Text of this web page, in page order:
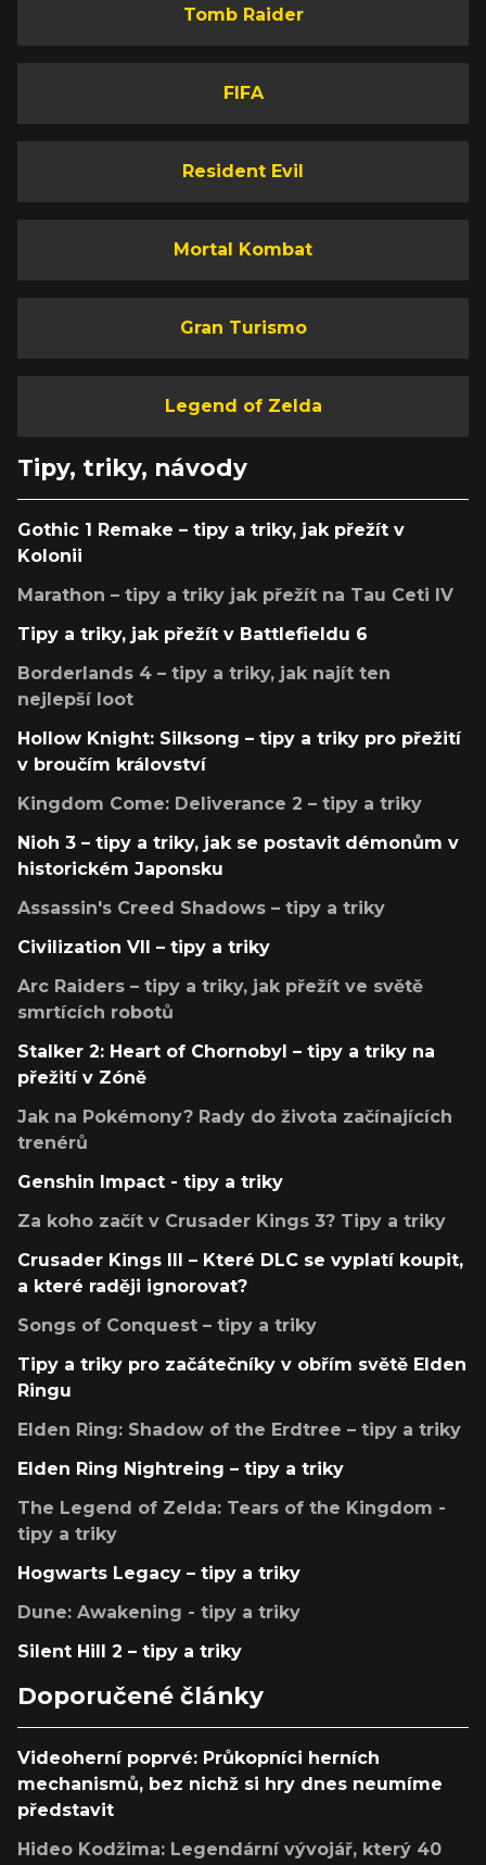
Tomb Raider
FIFA
Resident Evil
Mortal Kombat
Gran Turismo
Legend of Zelda
Tipy, triky, návody
Gothic 1 Remake – tipy a triky, jak přežít v
Kolonii
Marathon – tipy a triky jak přežít na Tau Ceti IV
Tipy a triky, jak přežít v Battlefieldu 6
Borderlands 4 – tipy a triky, jak najít ten
nejlepší loot
Hollow Knight: Silksong – tipy a triky pro přežití
v broučím království
Kingdom Come: Deliverance 2 – tipy a triky
Nioh 3 – tipy a triky, jak se postavit démonům v
historickém Japonsku
Assassin's Creed Shadows – tipy a triky
Civilization VII – tipy a triky
Arc Raiders – tipy a triky, jak přežít ve světě
smrtících robotů
Stalker 2: Heart of Chornobyl – tipy a triky na
přežití v Zóně
Jak na Pokémony? Rady do života začínajících
trenérů
Genshin Impact - tipy a triky
Za koho začít v Crusader Kings 3? Tipy a triky
Crusader Kings III – Které DLC se vyplatí koupit,
a které raději ignorovat?
Songs of Conquest – tipy a triky
Tipy a triky pro začátečníky v obřím světě Elden
Ringu
Elden Ring: Shadow of the Erdtree – tipy a triky
Elden Ring Nightreing – tipy a triky
The Legend of Zelda: Tears of the Kingdom -
tipy a triky
Hogwarts Legacy – tipy a triky
Dune: Awakening - tipy a triky
Silent Hill 2 – tipy a triky
Doporučené články
Videoherní poprvé: Průkopníci herních
mechanismů, bez nichž si hry dnes neumíme
představit
Hideo Kodžima: Legendární vývojář, který 40